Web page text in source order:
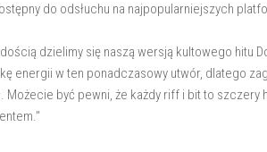
do odsłuchu na najpopularniejszych
dzielimy się naszą wersją kultowego hitu
energii w ten ponadczasowy utwór, dlatego
być pewni, że każdy riff i bit to szczery